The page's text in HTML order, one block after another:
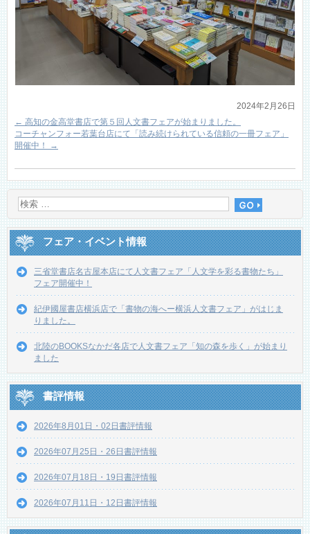
2024年2月26日
← 高知の金高堂書店で第５回人文書フェアが始まりました。
コーチャンフォー若葉台店にて「読み続けられている信頼の一冊フェア」
開催中！
→
フェア・イベント情報
三省堂書店名古屋本店にて人文書フェア「人文学を彩る書物たち」
フェア開催中！
紀伊國屋書店横浜店で「書物の海へー横浜人文書フェア」がはじま
りました。
北陸のBOOKSなかだ各店で人文書フェア「知の森を歩く」が始まり
ました
書評情報
2026年8月01日・02日書評情報
2026年07月25日・26日書評情報
2026年07月18日・19日書評情報
2026年07月11日・12日書評情報